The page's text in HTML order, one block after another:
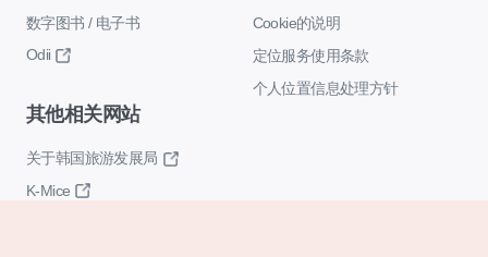
数字图书 / 电子书
Odii
Cookie的说明
定位服务使用条款
个人位置信息处理方针
其他相关网站
关于韩国旅游发展局
K-Mice